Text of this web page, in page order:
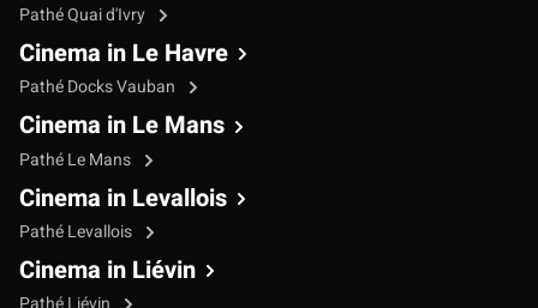
Pathé Quai d'Ivry
Cinema in Le Havre
Pathé Docks Vauban
Cinema in Le Mans
Pathé Le Mans
Cinema in Levallois
Pathé Levallois
Cinema in Liévin